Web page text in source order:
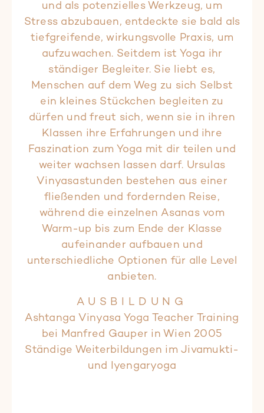
und als potenzielles Werkzeug, um
Stress abzubauen, entdeckte sie bald als
tiefgreifende, wirkungsvolle Praxis, um
aufzuwachen. Seitdem ist Yoga ihr
ständiger Begleiter. Sie liebt es,
Menschen auf dem Weg zu sich Selbst
ein kleines Stückchen begleiten zu
dürfen und freut sich, wenn sie in ihren
Klassen ihre Erfahrungen und ihre
Faszination zum Yoga mit dir teilen und
weiter wachsen lassen darf. Ursulas
Vinyasastunden bestehen aus einer
fließenden und fordernden Reise,
während die einzelnen Asanas vom
Warm-up bis zum Ende der Klasse
aufeinander aufbauen und
unterschiedliche Optionen für alle Level
anbieten.
AUSBILDUNG
Ashtanga Vinyasa Yoga Teacher Training
bei Manfred Gauper in Wien 2005
Ständige Weiterbildungen im Jivamukti-
und Iyengaryoga